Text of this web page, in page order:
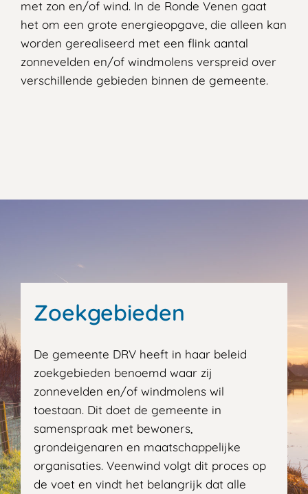
met zon en/of wind. In de Ronde Venen gaat
het om een grote energieopgave, die alleen kan
worden gerealiseerd met een flink aantal
zonnevelden en/of windmolens verspreid over
verschillende gebieden binnen de gemeente.
Zoekgebieden
De gemeente DRV heeft in haar beleid
zoekgebieden benoemd waar zij
zonnevelden en/of windmolens wil
toestaan. Dit doet de gemeente in
samenspraak met bewoners,
grondeigenaren en maatschappelijke
organisaties. Veenwind volgt dit proces op
de voet en vindt het belangrijk dat alle